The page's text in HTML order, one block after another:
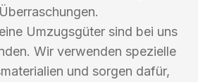
Umzugsgüter sind bei uns
Wir verwenden spezielle
und sorgen dafür,